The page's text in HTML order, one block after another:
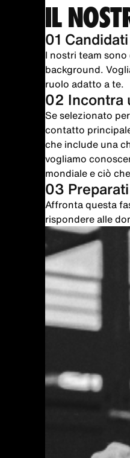
IL
01 Candidati
I nostri team
background.
ruolo adatto a te.
02 Incontra
Se selezionato
contatto
che include una
vogliamo
mondiale e ciò
03
Affronta questa
rispondere alle